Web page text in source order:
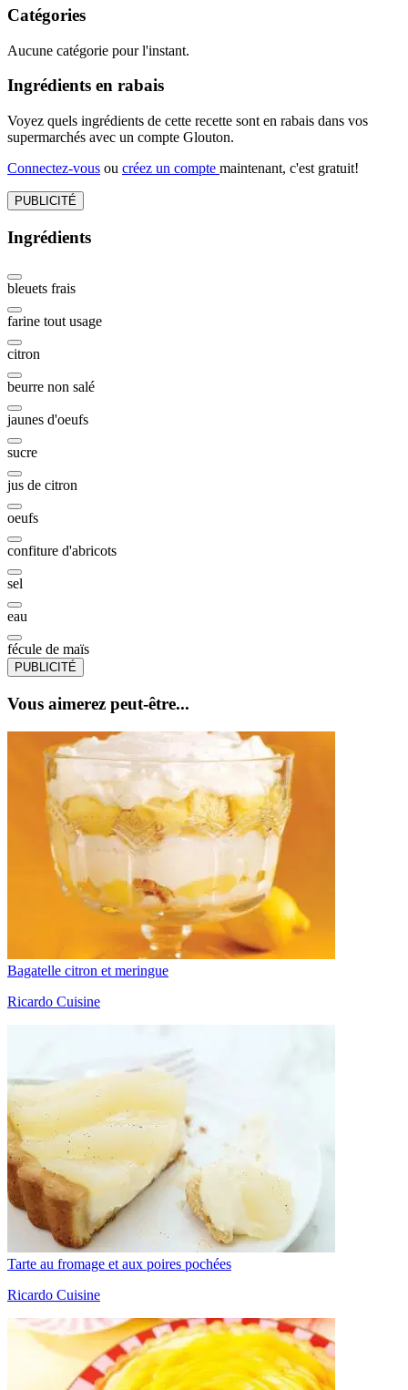
Catégories
Aucune catégorie pour l'instant.
Ingrédients en rabais
Voyez quels ingrédients de cette recette sont en rabais dans vos
supermarchés avec un compte Glouton.
Connectez-vous ou créez un compte maintenant, c'est gratuit!
PUBLICITÉ
Ingrédients
bleuets frais
farine tout usage
citron
beurre non salé
jaunes d'oeufs
sucre
jus de citron
oeufs
confiture d'abricots
sel
eau
fécule de maïs
PUBLICITÉ
Vous aimerez peut-être...
Bagatelle citron et meringue
Ricardo Cuisine
Tarte au fromage et aux poires pochées
Ricardo Cuisine